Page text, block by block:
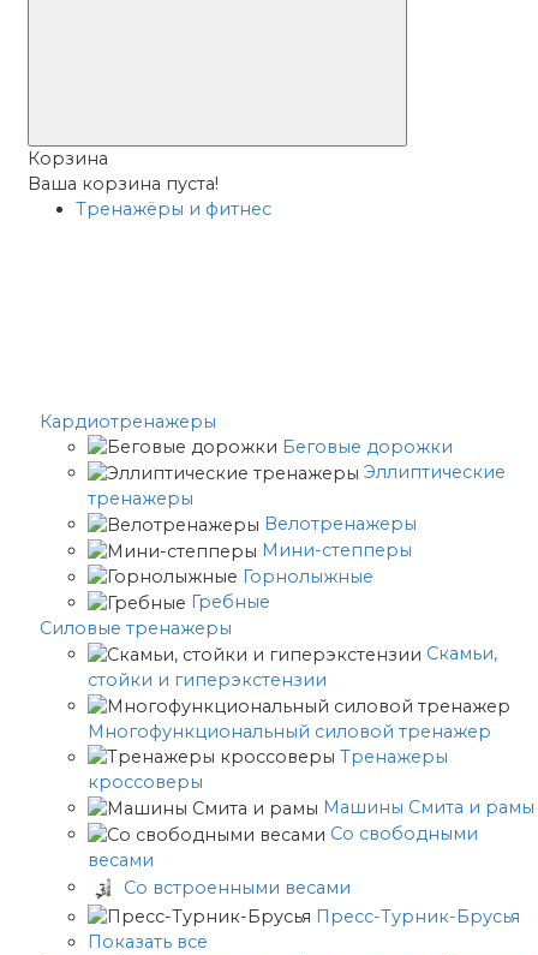
Корзина
Ваша корзина пуста!
Тренажёры и фитнес
Кардиотренажеры
Беговые дорожки
Эллиптические
тренажеры
Велотренажеры
Мини-степперы
Горнолыжные
Гребные
Cиловые тренажеры
Скамьи,
стойки и гиперэкстензии
Многофункциональный силовой тренажер
Тренажеры
кроссоверы
Машины Смита и рамы
Со свободными
весами
Со встроенными весами
Пресс-Турник-Брусья
Показать все